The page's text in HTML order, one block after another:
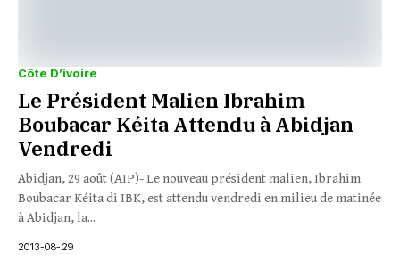
Côte D’ivoire
Le Président Malien Ibrahim
Boubacar Kéita Attendu à Abidjan
Vendredi
Abidjan, 29 août (AIP)- Le nouveau président malien, Ibrahim
Boubacar Kéita di IBK, est attendu vendredi en milieu de matinée
à Abidjan, la...
2013-08-29